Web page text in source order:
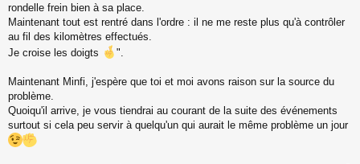
rondelle frein bien à sa place.
Maintenant tout est rentré dans l'ordre : il ne me reste plus qu'à contrôler
au fil des kilomètres effectués.
Je croise les doigts
".
Maintenant Minfi, j'espère que toi et moi avons raison sur la source du
problème.
Quoiqu'il arrive, je vous tiendrai au courant de la suite des événements
surtout si cela peu servir à quelqu'un qui aurait le même problème un jour